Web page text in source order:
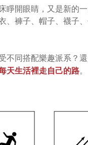
睜開眼睛，又是新的
、褲子、帽子、襪子
不同搭配樂趣派系？
天生活裡走自己的路。